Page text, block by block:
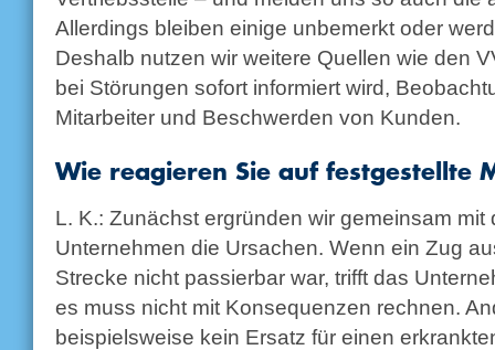
Allerdings bleiben einige unbemerkt oder
Deshalb nutzen wir weitere Quellen wie den
bei Störungen sofort informiert wird,
Mitarbeiter und Beschwerden von Kunden.
Wie reagieren Sie auf festgestellte
L. K.: Zunächst ergründen wir gemeinsam mit
Unternehmen die Ursachen. Wenn ein Zug
Strecke nicht passierbar war, trifft das
es muss nicht mit Konsequenzen rechnen.
beispielsweise kein Ersatz für einen